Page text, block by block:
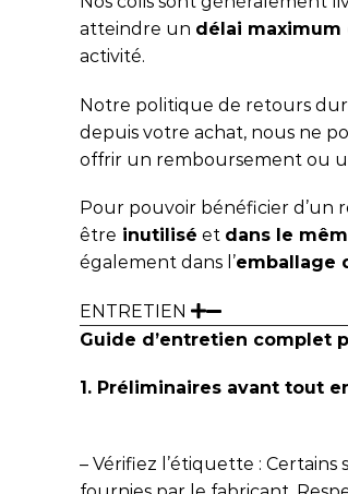
atteindre un délai maximum
activité.
Notre politique de retours
depuis votre achat, nous ne
offrir un remboursement ou
Pour pouvoir bénéficier d’un
être inutilisé et dans le
également dans l’emballage
ENTRETIEN
Guide d’entretien complet
1. Préliminaires avant tout
– Vérifiez l’étiquette :